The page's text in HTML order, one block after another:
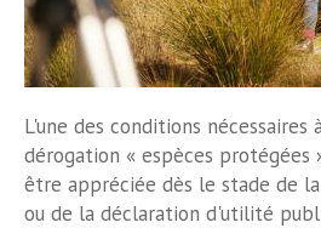
L'une des conditions
dérogation « espèces protégées
être appréciée dès le stade de
ou de la déclaration d'utilité